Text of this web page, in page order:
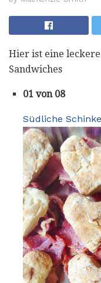
Hier ist eine
Sandwiches
01 von 08
Südliche